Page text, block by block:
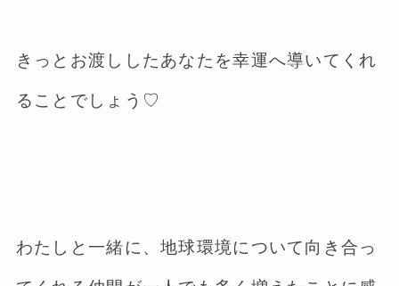
きっとお渡ししたあなたを幸運へ導いてくれ
ることでしょう♡
わたしと一緒に、地球環境について向き合っ